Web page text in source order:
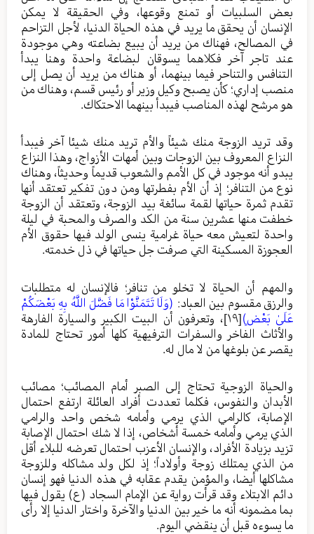
بعض السلبيات أو تمنع وقوعها، وفي الحقيقة لا يمكن
الإنسان أن يحقق ما يريد في هذه الحياة الدنيا، لأجل التزاحم
في المصالح، فهناك من يريد أن يبيع بضاعته وهي موجودة
عند تاجر آخر فكلاهما يسوقان لبضاعة واحدة وهنا يبدأ
التنافس والتناحر فيما بينهما، أو هناك من يريد أن يصل إلى
منصب إداري؛ كأن يصبح وكيل وزير أو رئيس قسم، وهناك من
هو مرشح لهذه المناصب فيبدأ بينهما الاحتكاك.
وقد تريد الزوجة منك شيئاً والأم تريد منك شيئا آخر فيبدأ
النزاع المعروف بين الزوجات وبين أمهات الأزواج، وهذا النزاع
يبدو أنه موجود في كل الأمم والشعوب قديماً وحديثاً، وهناك
نوع من التنافر؛ إذ أن الأم بفطرتها ومن دون تفكير تعتقد أنها
تقدم ثمرة حياتها لقمة سائغة بيد الزوجة، وتعتقد أن الزوجة
خطفت منها عشرين سنة من الكد والصرف والمحبة في ليلة
واحدة لتعيش معه حياة غرامية ينسى الولد فيها حقوق الأم
العجوزة المسكينة التي صرفت جل حياتها في ذل خدمته.
والمهم أن الحياة لا تخلو من تنافر؛ فالإنسان له متطلبات
والرزق مقسوم بين العباد: (وَلَا تَتَمَنَّوْا مَا فَضَّلَ اللَّهُ بِهِ بَعْضَكُمْ
عَلَىٰ بَعْضٍ)[١٩]
، وتعرفون أن البيت الكبير والسيارة الفارهة
والأثاث الفاخر والسفرات الترفيهية كلها أمور تحتاج للمادة
يقصر عن بلوغها من لا مال له.
والحياة الزوجية تحتاج إلى الصبر أمام المصائب؛ مصائب
الأبدان والنفوس، فكلما تعددت أفراد العائلة ارتفع احتمال
الإصابة، كالرامي الذي يرمي وأمامه شخص واحد والرامي
الذي يرمي وأمامه خمسة أشخاص، إذا لا شك احتمال الإصابة
تزيد بزيادة الأفراد، والإنسان الأعزب احتمال تعرضه للبلاء أقل
من الذي يمتلك زوجة وأولاداً؛ إذ لكل ولد مشاكله وللزوجة
مشاكلها أيضا، والمؤمن يقدم عقابه في هذه الدنيا فهو إنسان
دائم الابتلاء وقد قرأت رواية عن الإمام السجاد (ع) يقول فيها
بما مضمونه أنه ما خير بين الدنيا والآخرة واختار الدنيا إلا رأى
ما يسوءه قبل أن ينقضي اليوم.